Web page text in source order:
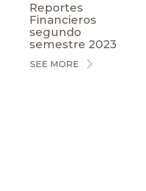
Reportes
Financieros
segundo
semestre 2023
SEE MORE